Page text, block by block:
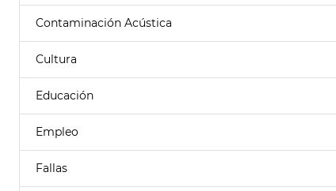
Contaminación Acústica
Cultura
Educación
Empleo
Fallas